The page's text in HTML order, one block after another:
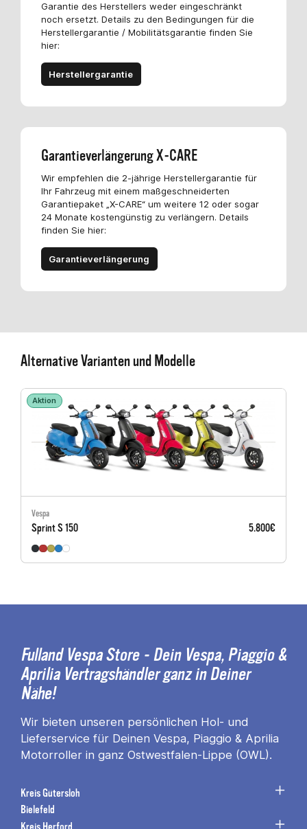
Garantie des Herstellers weder eingeschränkt
noch ersetzt. Details zu den Bedingungen für die
Herstellergarantie / Mobilitätsgarantie finden Sie
hier:
Herstellergarantie
Garantieverlängerung X-CARE
Wir empfehlen die 2-jährige Herstellergarantie für
Ihr Fahrzeug mit einem maßgeschneiderten
Garantiepaket „X-CARE“ um weitere 12 oder sogar
24 Monate kostengünstig zu verlängern. Details
finden Sie hier:
Garantieverlängerung
Alternative Varianten und Modelle
Aktion
Vespa
Sprint S 150 5.800€
Fulland Vespa Store - Dein Vespa, Piaggio &
Aprilia Vertragshändler ganz in Deiner
Nähe!
Wir bieten unseren persönlichen Hol- und
Lieferservice für Deinen Vespa, Piaggio & Aprilia
Motorroller in ganz Ostwestfalen-Lippe (OWL).
Kreis Gütersloh
Bielefeld